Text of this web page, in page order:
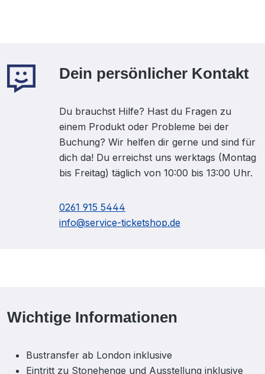
Dein persönlicher Kontakt
Du brauchst Hilfe? Hast du Fragen zu
einem Produkt oder Probleme bei der
Buchung? Wir helfen dir gerne und sind für
dich da! Du erreichst uns werktags (Montag
bis Freitag) täglich von 10:00 bis 13:00 Uhr.
0261 915 5444
info@service-ticketshop.de
Wichtige Informationen
Bustransfer ab London inklusive
Eintritt zu Stonehenge und Ausstellung inklusive